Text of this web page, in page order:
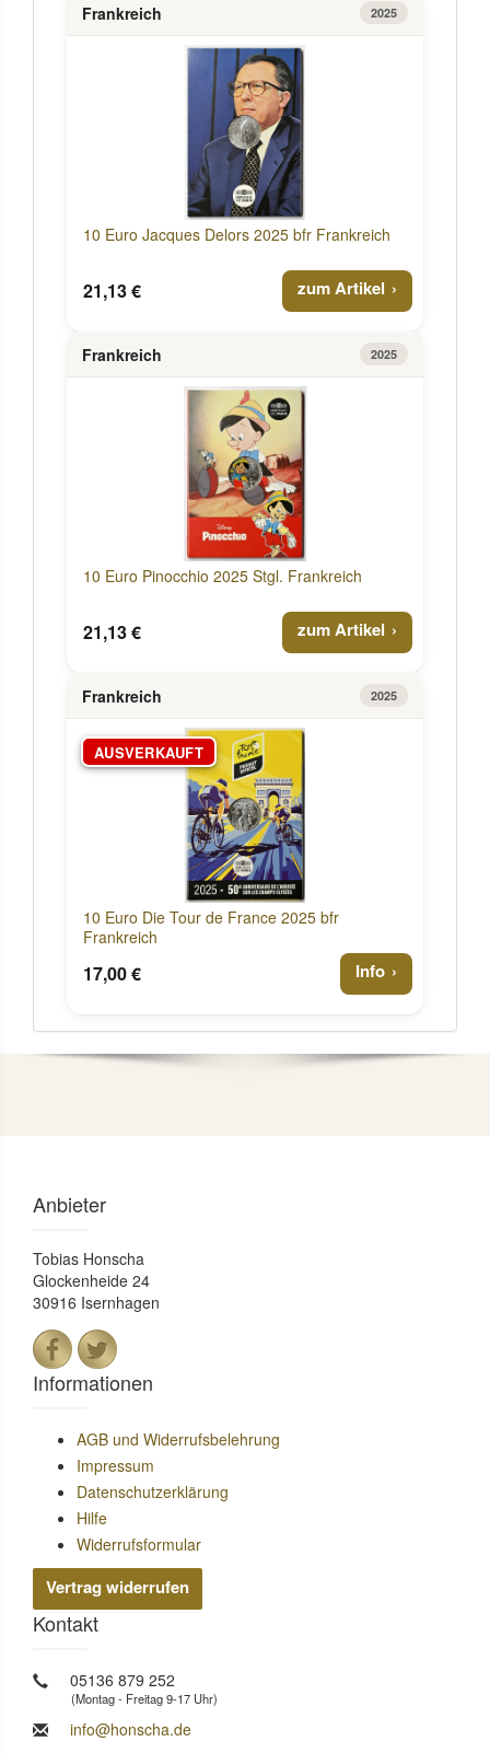
Frankreich 2025
10 Euro Jacques Delors 2025 bfr Frankreich
21,13 € zum Artikel
Frankreich 2025
10 Euro Pinocchio 2025 Stgl. Frankreich
21,13 € zum Artikel
Frankreich 2025
AUSVERKAUFT
10 Euro Die Tour de France 2025 bfr
Frankreich
17,00 € Info
Anbieter
Tobias Honscha
Glockenheide 24
30916 Isernhagen
Informationen
AGB und Widerrufsbelehrung
Impressum
Datenschutzerklärung
Hilfe
Widerrufsformular
Vertrag widerrufen
Kontakt
05136 879 252
(Montag - Freitag 9-17 Uhr)
info@honscha.de